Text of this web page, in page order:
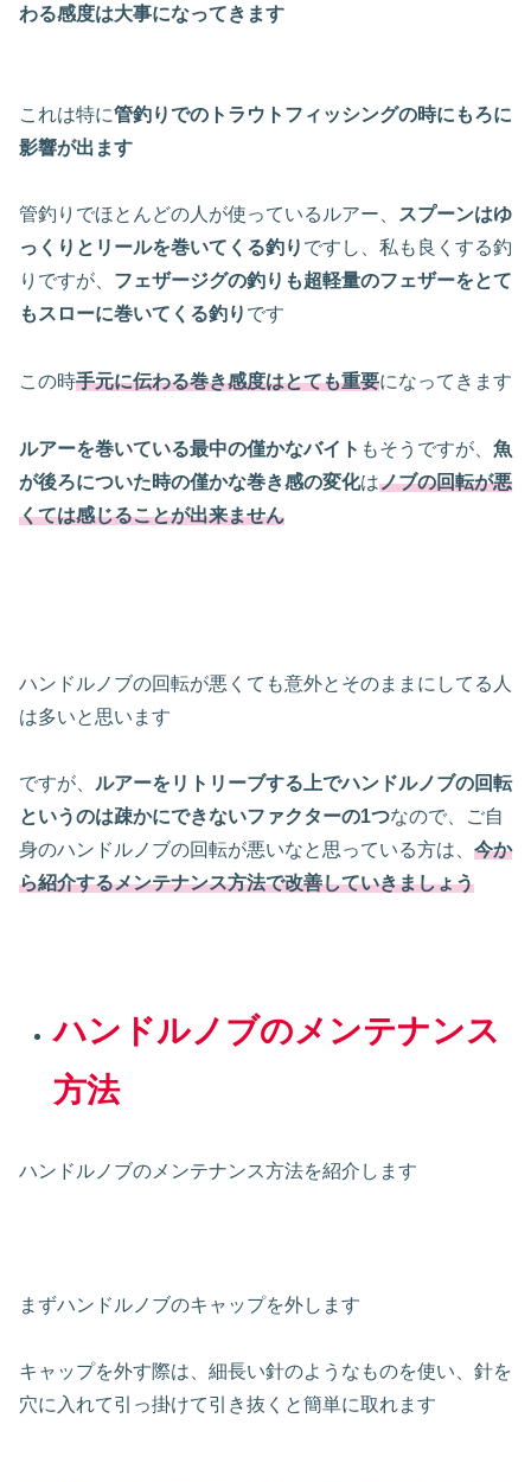
わる感度は大事になってきます
これは特に管釣りでのトラウトフィッシングの時にもろに
影響が出ます
管釣りでほとんどの人が使っているルアー、 スプーンはゆ
っくりとリールを巻いてくる釣り ですし、私も良くする釣
りですが、 フェザージグの釣りも超軽量のフェザーをとて
もスローに巻いてくる釣り です
この時手元に伝わる巻き感度はとても重要になってきます
ルアーを巻いている最中の僅かなバイト もそうですが、 魚
が後ろについた時の僅かな巻き感の変化はノブの回転が悪
くては感じることが出来ません
ハンドルノブの回転が悪くても意外とそのままにしてる人
は多いと思います
ですが、 ルアーをリトリーブする上でハンドルノブの回転
というのは疎かにできないファクターの1つなので、ご自
身のハンドルノブの回転が悪いなと思っている方は、 今か
ら紹介するメンテナンス方法で改善していきましょう
ハンドルノブのメンテナンス
方法
ハンドルノブのメンテナンス方法を紹介します
まずハンドルノブのキャップを外します
キャップを外す際は、細長い針のようなものを使い、針を
穴に入れて引っ掛けて引き抜くと簡単に取れます